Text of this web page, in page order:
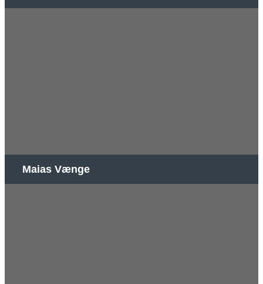
Maias Vænge